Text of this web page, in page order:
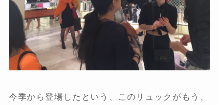
今季から登場したという、このリュックがもう、